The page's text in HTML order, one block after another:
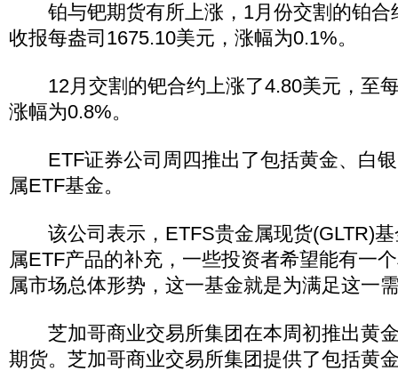
铂与钯期货有所上涨，1月份交割的铂合
收报每盎司1675.10美元，涨幅为0.1%。
12月交割的钯合约上涨了4.80美元，至
涨幅为0.8%。
ETF证券公司周四推出了包括黄金、白银
属ETF基金。
该公司表示，ETFS贵金属现货(GLTR)基
属ETF产品的补充，一些投资者希望能有一
属市场总体形势，这一基金就是为满足这一
芝加哥商业交易所集团在本周初推出黄
期货。芝加哥商业交易所集团提供了包括黄